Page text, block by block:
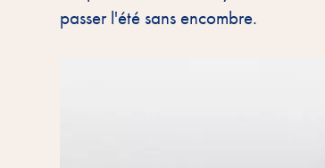
passer l'été sans encombre.